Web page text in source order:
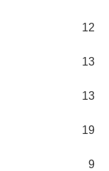
12
13
13
19
9